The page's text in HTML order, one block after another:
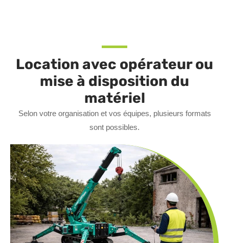
Location avec opérateur ou
mise à disposition du
matériel
Selon votre organisation et vos équipes, plusieurs formats
sont possibles.